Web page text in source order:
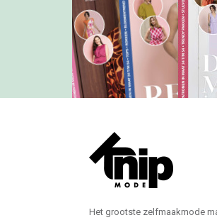
Het grootste zelfmaakmode